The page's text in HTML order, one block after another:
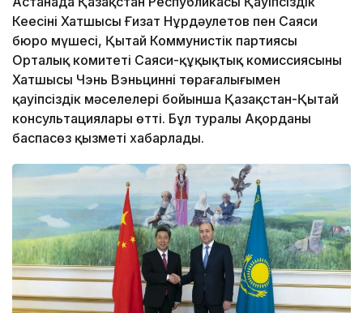
Кеңесінің Хатшысы Ғизат Нұрдәулетов пен Саяси
бюро мүшесі, Қытай Коммунистік партиясы
Орталық комитеті Саяси-құқықтық комиссиясының
Хатшысы Чэнь Вэньциннің төрағалығымен
қауіпсіздік мәселелері бойынша Қазақстан-Қытай
консультациялары өтті. Бұл туралы Ақорданың
баспасөз қызметі хабарлады.